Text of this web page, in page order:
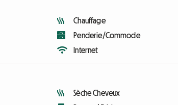
Chauffage
Penderie/Commode
Internet
Sèche Cheveux